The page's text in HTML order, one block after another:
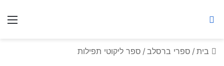
בית / ספרי ברסלב / ספר ליקוטי תפילות